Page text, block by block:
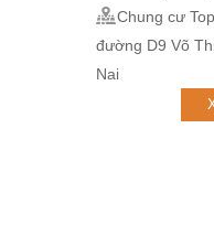
Chung cư
đường D9 Võ
Nai